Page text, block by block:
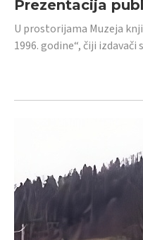
Prezentacija
U prostorijama Muzeja
1996. godine“, čiji